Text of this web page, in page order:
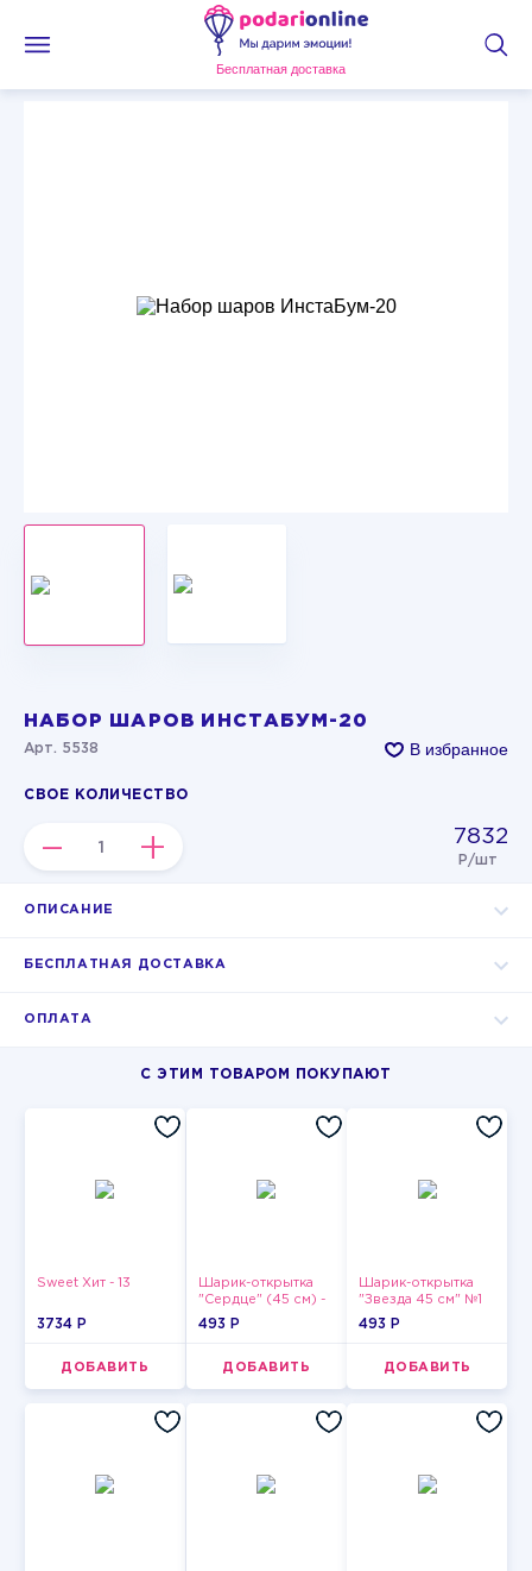
Бесплатная доставка
НАБОР ШАРОВ ИНСТАБУМ-20
Арт. 5538 В избранное
СВОЕ КОЛИЧЕСТВО
– + 7832
Р/шт
ОПИСАНИЕ
БЕСПЛАТНАЯ ДОСТАВКА
ОПЛАТА
С ЭТИМ ТОВАРОМ ПОКУПАЮТ
Sweet Хит - 13
3734 P
ДОБАВИТЬ
Шарик-открытка
"Сердце" (45 см) -
2
493 P
ДОБАВИТЬ
Шарик-открытка
"Звезда 45 см" №1
493 P
ДОБАВИТЬ